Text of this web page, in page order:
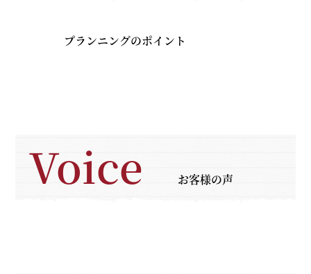
プランニングのポイント
Voice お客様の声